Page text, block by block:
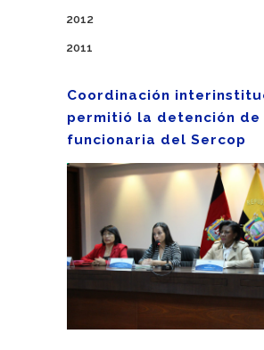
2012
2011
Coordinación
permitió la detención de
funcionaria del Sercop